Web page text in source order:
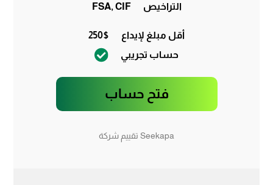
التراخيص FSA, CIF
أقل مبلغ لإيداع
250$
حساب تجريبي
فتح حساب
Seekapa تقييم شركة